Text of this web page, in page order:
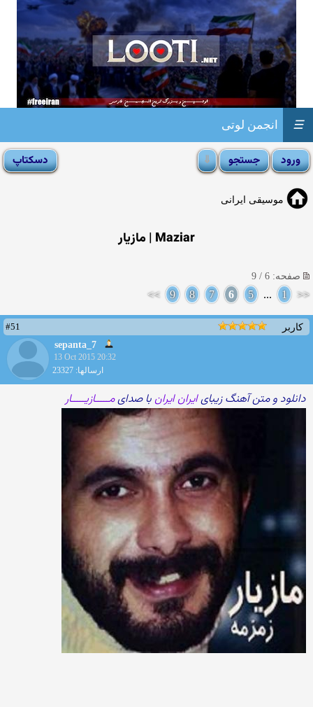
انجمن لوتی ☰
موسیقی ایرانی
Maziar | مازیار
صفحه: 6 / 9
<<
1
...
5
6
7
8
9
>>
کاربر
#51
sepanta_7
13 Oct 2015 20:32
ارسالها: 23327
دانلود و متن آهنگ زیبایایران ایران با صدایمـــــازیـــــار